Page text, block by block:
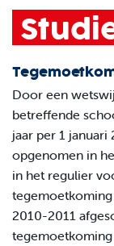
Door een
betreffende
jaar per 1
opgenomen in
in het regulier
2010-2011